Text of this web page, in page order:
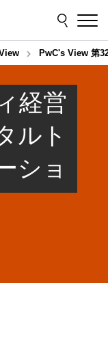
PwC's View 第
経営
ルト
ショ